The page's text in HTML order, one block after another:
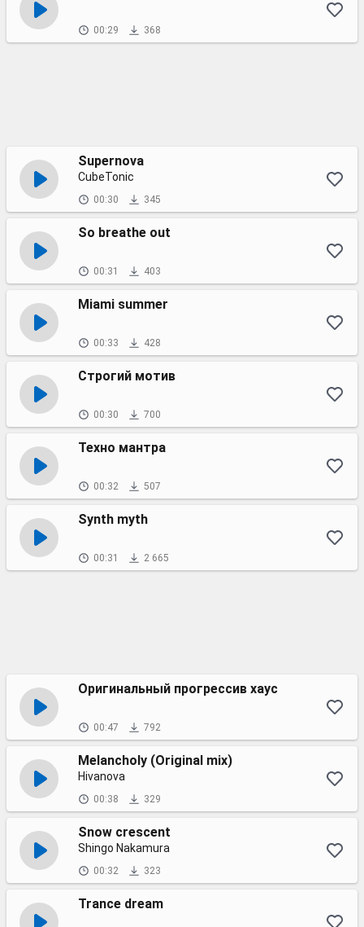
00:29 368
Supernova
CubeTonic
00:30 345
So breathe out
00:31 403
Miami summer
00:33 428
Строгий мотив
00:30 700
Техно мантра
00:32 507
Synth myth
00:31 2 665
Оригинальный прогрессив хаус
00:47 792
Melancholy (Original mix)
Hivanova
00:38 329
Snow crescent
Shingo Nakamura
00:32 323
Trance dream